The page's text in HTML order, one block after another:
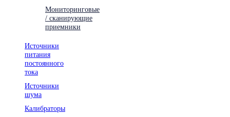
Мониторинговые
/ сканирующие
приемники
Источники
питания
постоянного
тока
Источники
шума
Калибраторы